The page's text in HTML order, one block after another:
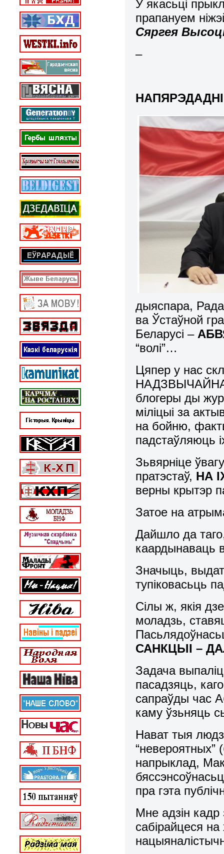
У якасьці
прапануем
Сяргея
–
дыяспара,
ва Ўстаўной
Беларусі –
“волі”…
Цяпер у нас
блогеры ды
міліцыі за
на бойню,
падстаўляюць
Зьвярніце
пратэстаў, НА
верны крытэр
Затое на
Дайшло да
каардынаваць
Значыць,
тупіковасьць
Сілы ж, якія
моладзь,
САНКЦЫІ –
Задача
пасадзяць,
сапраўды час
каму ўзьняць
Нават тыя
“невероятных”
напрыклад,
пра гэта
Мне адзін кадр
сабірайцеся